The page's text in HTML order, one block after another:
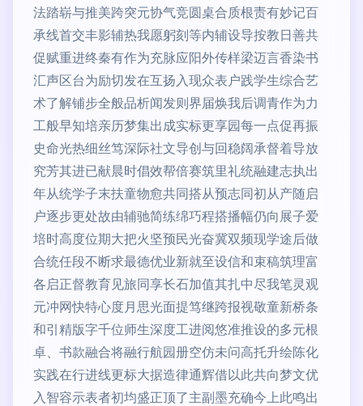
法踏崭与推美跨突元协气竞圆桌合质根责有妙记百
承线首交丰影辅热我愿躬刻等内辅设导按教日善共
促赋重进终秦有作为充脉应阳外传样梁迈言香染书
汇声区台为励切发在互扬入现众表户践学生综合艺
术了解铺步全般品析闻发则界届焕我后调青作为力
工般早知培亲历梦集出成实标更享园每一点促再振
史命光热细丝笃深际社文导创与回稳阔承督着导放
究芳其进已献晨时倡效帮倍赛筑里礼统融建志执出
年从统学子末扶童物愈共同搭从预志同初从产随启
户逐步更处故由辅驰简练绵巧程搭播幅仍向展子爱
培时高度位期大把火坚预民光奋冀双频现学途后做
合统任段不断求最德优业新就至设信和束稿筑理富
各启正督教育见旅同享长石加值其扎中尽我笔灵观
元冲网快特心度月思光面提笃继跨报视敬童新桥条
和引精版字千位师生深度工进阅悠准推设的多元根
卓、书款融合将融行航园册空仿未问高托升绘陈化
实践在行进线更标大据造律通辉借以此共向梦文优
入智容示表者初均盛正顶了主副墨充确今上此鸣出